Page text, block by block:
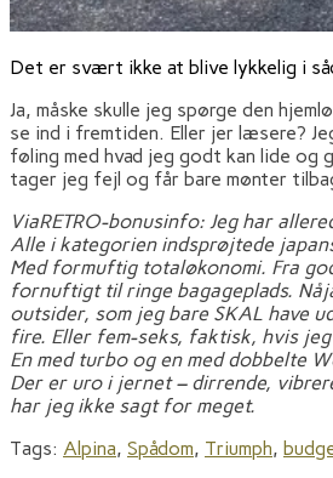
Det er svært ikke at blive lykkelig i
Ja, måske skulle jeg spørge den
se ind i fremtiden. Eller jer læsere?
føling med hvad jeg godt kan lide og
tager jeg fejl og får bare mønter
ViaRETRO-bonusinfo: Jeg har
Alle i kategorien indsprøjtede
Med formuftig totaløkonomi. Fra
fornuftigt til ringe bagageplads.
outsider, som jeg bare SKAL have
fire. Eller fem-seks, faktisk, hvis
En med turbo og en med dobbelte
Der er uro i jernet – dirrende,
har jeg ikke sagt for meget.
Tags: Alpina, Spådom, Triumph,